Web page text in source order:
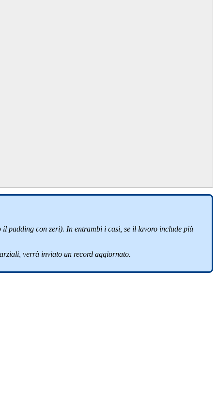
padding con zeri). In entrambi i casi, se il lavoro include più
verrà inviato un record aggiornato.